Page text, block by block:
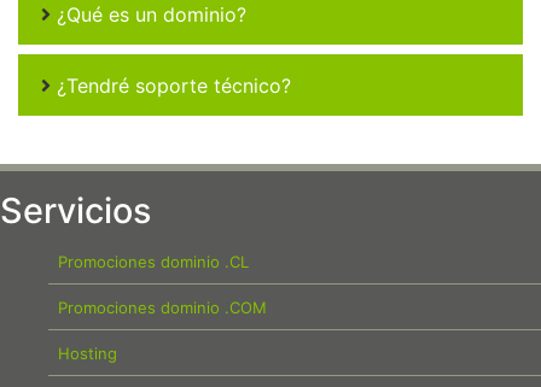
¿Qué es un dominio?
¿Tendré soporte técnico?
Servicios
Promociones dominio .CL
Promociones dominio .COM
Hosting